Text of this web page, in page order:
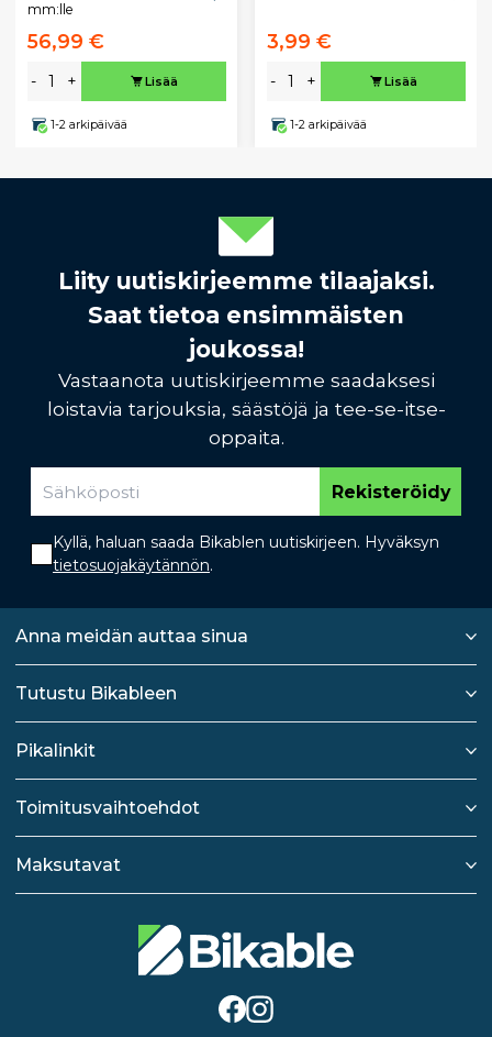
mm:lle
56,99 €
- + Lisää
1-2 arkipäivää
3,99 €
- + Lisää
1-2 arkipäivää
Liity uutiskirjeemme tilaajaksi.
Saat tietoa ensimmäisten
joukossa!
Vastaanota uutiskirjeemme saadaksesi
loistavia tarjouksia, säästöjä ja tee-se-itse-
oppaita.
Rekisteröidy
Kyllä, haluan saada Bikablen uutiskirjeen. Hyväksyn
tietosuojakäytännön.
Anna meidän auttaa sinua
Tutustu Bikableen
Pikalinkit
Toimitusvaihtoehdot
Maksutavat